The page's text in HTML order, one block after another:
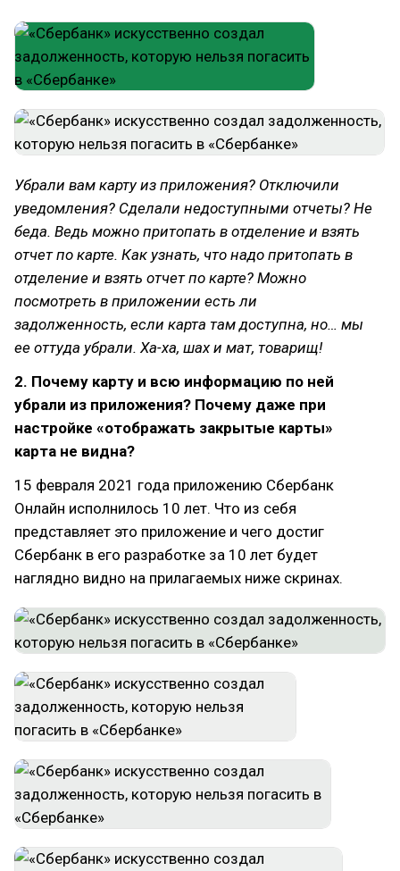
Убрали вам карту из приложения? Отключили
уведомления? Сделали недоступными отчеты? Не
беда. Ведь можно притопать в отделение и взять
отчет по карте. Как узнать, что надо притопать в
отделение и взять отчет по карте? Можно
посмотреть в приложении есть ли
задолженность, если карта там доступна, но… мы
ее оттуда убрали. Ха-ха, шах и мат, товарищ!
2. Почему карту и всю информацию по ней
убрали из приложения? Почему даже при
настройке «отображать закрытые карты»
карта не видна?
15 февраля 2021 года приложению Сбербанк
Онлайн исполнилось 10 лет. Что из себя
представляет это приложение и чего достиг
Сбербанк в его разработке за 10 лет будет
наглядно видно на прилагаемых ниже скринах.